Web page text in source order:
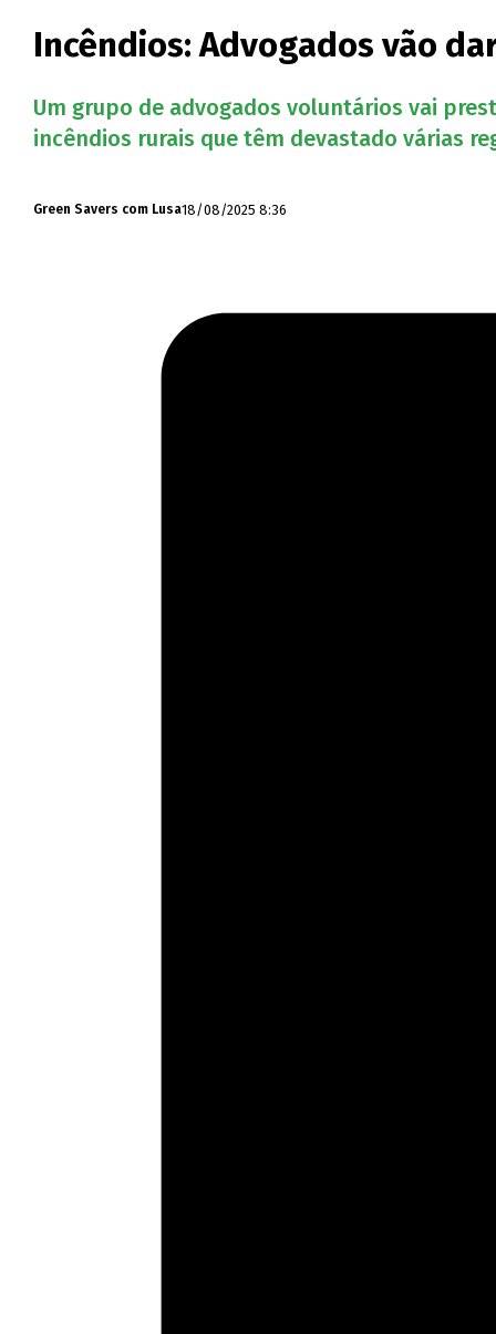
Incêndios: Advogados vão
Um grupo de advogados voluntários vai
incêndios rurais que têm devastado várias
Green Savers com Lusa18/08/2025 8:36